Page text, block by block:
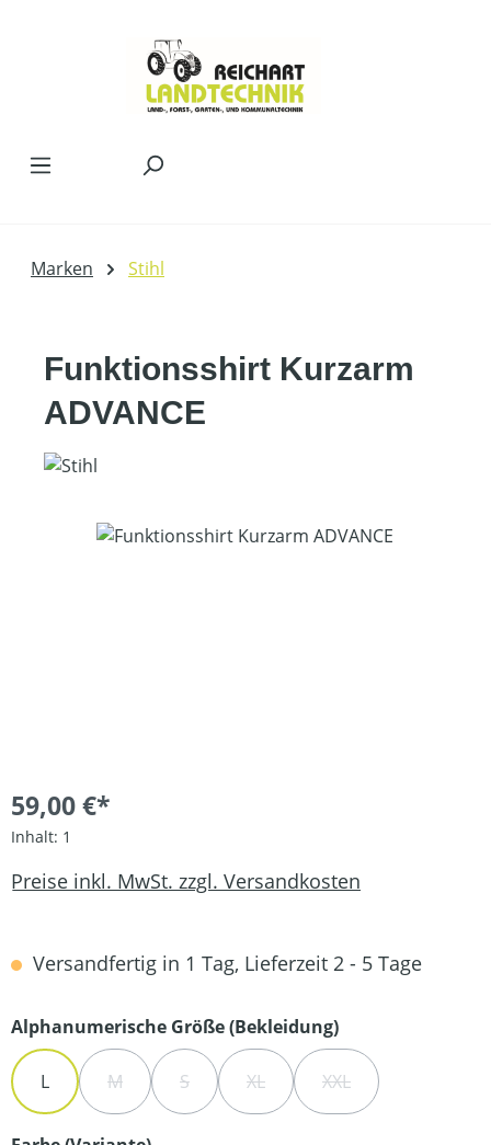
Marken Stihl
Funktionsshirt Kurzarm
ADVANCE
Bildergalerie überspringen
59,00 €*
Inhalt: 1
Preise inkl. MwSt. zzgl. Versandkosten
Versandfertig in 1 Tag, Lieferzeit 2 - 5 Tage
Alphanumerische Größe (Bekleidung)auswählen
L M(DIESE OPTION IST ZURZEIT NICHT VERFÜGBAR.)
S(DIESE OPTION IST ZURZEIT NICHT
XL(DIESE OPTION IST ZURZEIT
XXL(DIESE OPTION IST